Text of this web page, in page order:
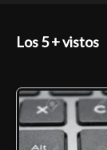
Los 5 + vistos